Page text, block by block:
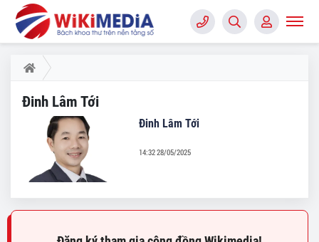
Đinh Lâm Tới
Đinh Lâm Tới
14:32 28/05/2025